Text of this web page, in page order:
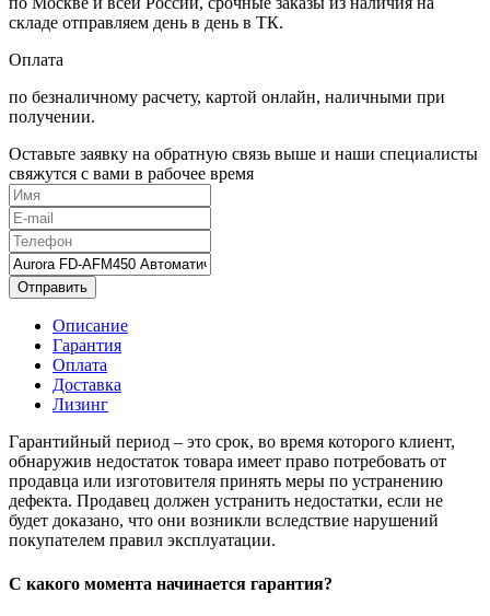
складе отправляем день в день в ТК.
Оплата
по безналичному расчету, картой онлайн, наличными при
получении.
Оставьте заявку на обратную связь выше и наши специалисты
свяжутся с вами в рабочее время
Отправить
Описание
Гарантия
Оплата
Доставка
Лизинг
Гарантийный период – это срок, во время которого клиент,
обнаружив недостаток товара имеет право потребовать от
продавца или изготовителя принять меры по устранению
дефекта. Продавец должен устранить недостатки, если не
будет доказано, что они возникли вследствие нарушений
покупателем правил эксплуатации.
С какого момента начинается гарантия?